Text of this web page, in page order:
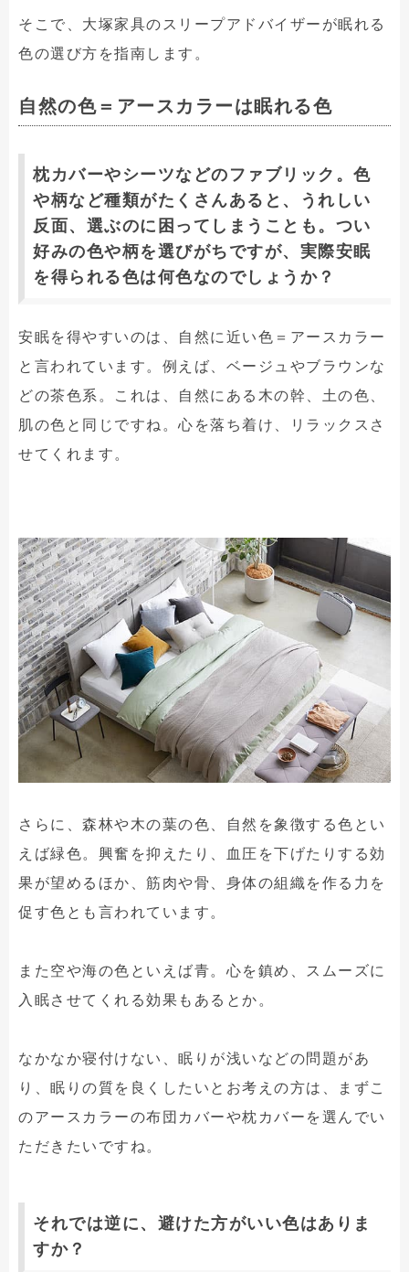
そこで、大塚家具のスリープアドバイザーが眠れる
色の選び方を指南します。
自然の色＝アースカラーは眠れる色
枕カバーやシーツなどのファブリック。色
や柄など種類がたくさんあると、うれしい
反面、選ぶのに困ってしまうことも。つい
好みの色や柄を選びがちですが、実際安眠
を得られる色は何色なのでしょうか？
安眠を得やすいのは、自然に近い色＝アースカラー
と言われています。例えば、ベージュやブラウンな
どの茶色系。これは、自然にある木の幹、土の色、
肌の色と同じですね。心を落ち着け、リラックスさ
せてくれます。
さらに、森林や木の葉の色、自然を象徴する色とい
えば緑色。興奮を抑えたり、血圧を下げたりする効
果が望めるほか、筋肉や骨、身体の組織を作る力を
促す色とも言われています。
また空や海の色といえば青。心を鎮め、スムーズに
入眠させてくれる効果もあるとか。
なかなか寝付けない、眠りが浅いなどの問題があ
り、眠りの質を良くしたいとお考えの方は、まずこ
のアースカラーの布団カバーや枕カバーを選んでい
ただきたいですね。
それでは逆に、避けた方がいい色はありま
すか？